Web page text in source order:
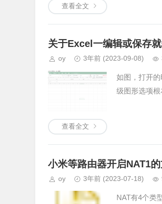
查看全文
关于Excel一编辑或保存
oy 3年前 (2023-09-08)
如图，打开
级图形选项
查看全文
小米等路由器开启NAT1
oy 3年前 (2023-07-18)
NAT有4个类